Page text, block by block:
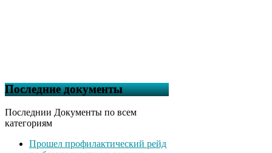
Последние документы
Последнии Документы по всем
категориям
Прошел профилактический рейд